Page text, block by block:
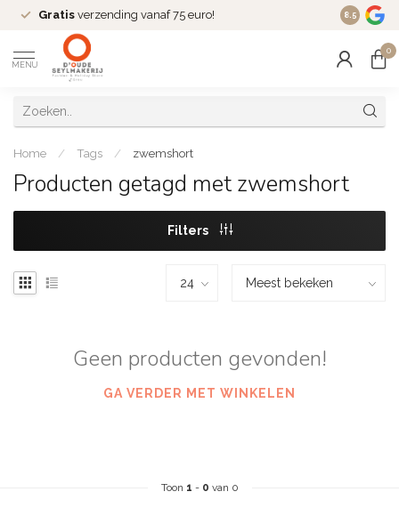
Gratis verzending vanaf 75 euro! Dé
8.5
MENU
0
Home / Tags / zwemshort
Producten getagd met zwemshort
Filters
Geen producten gevonden!
GA VERDER MET WINKELEN
Toon 1 - 0 van 0